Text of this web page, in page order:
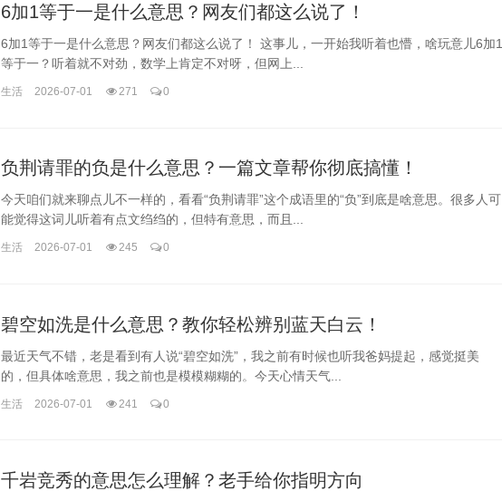
6加1等于一是什么意思？网友们都这么说了！
6加1等于一是什么意思？网友们都这么说了！ 这事儿，一开始我听着也懵，啥玩意儿6加1
等于一？听着就不对劲，数学上肯定不对呀，但网上...
生活 2026-07-01 271 0
负荆请罪的负是什么意思？一篇文章帮你彻底搞懂！
今天咱们就来聊点儿不一样的，看看“负荆请罪”这个成语里的“负”到底是啥意思。很多人可
能觉得这词儿听着有点文绉绉的，但特有意思，而且...
生活 2026-07-01 245 0
碧空如洗是什么意思？教你轻松辨别蓝天白云！
最近天气不错，老是看到有人说“碧空如洗”，我之前有时候也听我爸妈提起，感觉挺美
的，但具体啥意思，我之前也是模模糊糊的。今天心情天气...
生活 2026-07-01 241 0
千岩竞秀的意思怎么理解？老手给你指明方向